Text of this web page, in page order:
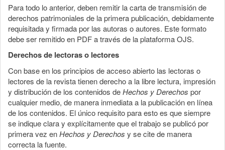
Para todo lo anterior, deben remitir la carta de transmisión de
derechos patrimoniales de la primera publicación, debidamente
requisitada y firmada por las autoras o autores. Este formato
debe ser remitido en PDF a través de la plataforma OJS.
Derechos de lectoras o lectores
Con base en los principios de acceso abierto las lectoras o
lectores de la revista tienen derecho a la libre lectura, impresión
y distribución de los contenidos deHechos y Derechos por
cualquier medio, de manera inmediata a la publicación en línea
de los contenidos. El único requisito para esto es que siempre
se indique clara y explícitamente que el trabajo se publicó por
primera vez enHechos y Derechos y se cite de manera
correcta la fuente.